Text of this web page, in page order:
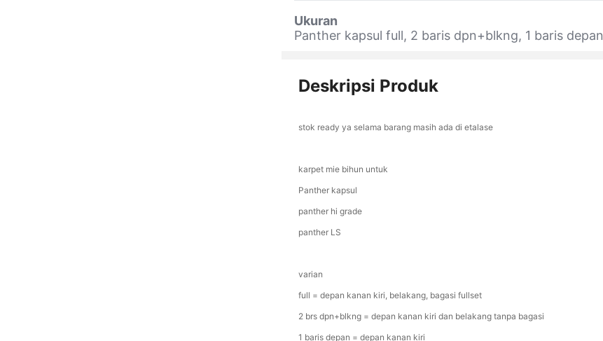
Ukuran
Panther kapsul full, 2 baris dpn+blkng, 1 baris depan
Deskripsi Produk
stok ready ya selama barang masih ada di etalase
karpet mie bihun untuk
Panther kapsul
panther hi grade
panther LS
varian
full = depan kanan kiri, belakang, bagasi fullset
2 brs dpn+blkng = depan kanan kiri dan belakang tanpa bagasi
1 baris depan = depan kanan kiri